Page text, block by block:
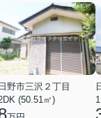
日野市三沢２丁目
(50.51㎡)